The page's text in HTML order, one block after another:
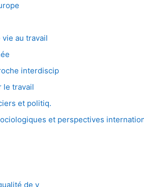
vie au travail
interdiscip
le travail
et politiq.
et perspectives
de v